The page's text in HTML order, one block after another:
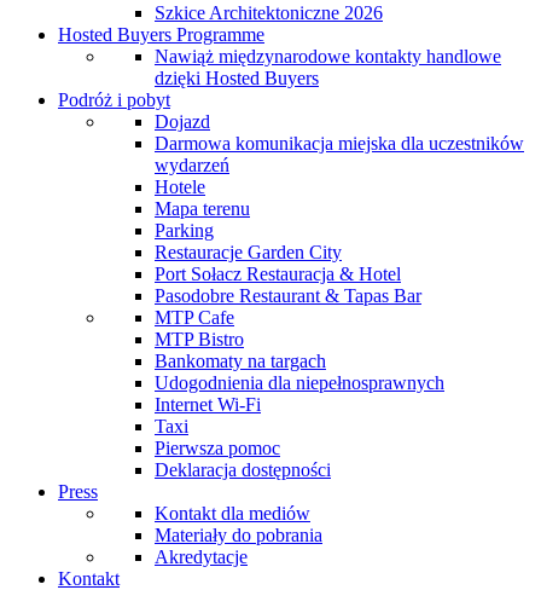
Szkice Architektoniczne 2026
Hosted Buyers Programme
Nawiąż międzynarodowe kontakty handlowe
dzięki Hosted Buyers
Podróż i pobyt
Dojazd
Darmowa komunikacja miejska dla uczestników
wydarzeń
Hotele
Mapa terenu
Parking
Restauracje Garden City
Port Sołacz Restauracja & Hotel
Pasodobre Restaurant & Tapas Bar
MTP Cafe
MTP Bistro
Bankomaty na targach
Udogodnienia dla niepełnosprawnych
Internet Wi-Fi
Taxi
Pierwsza pomoc
Deklaracja dostępności
Press
Kontakt dla mediów
Materiały do pobrania
Akredytacje
Kontakt